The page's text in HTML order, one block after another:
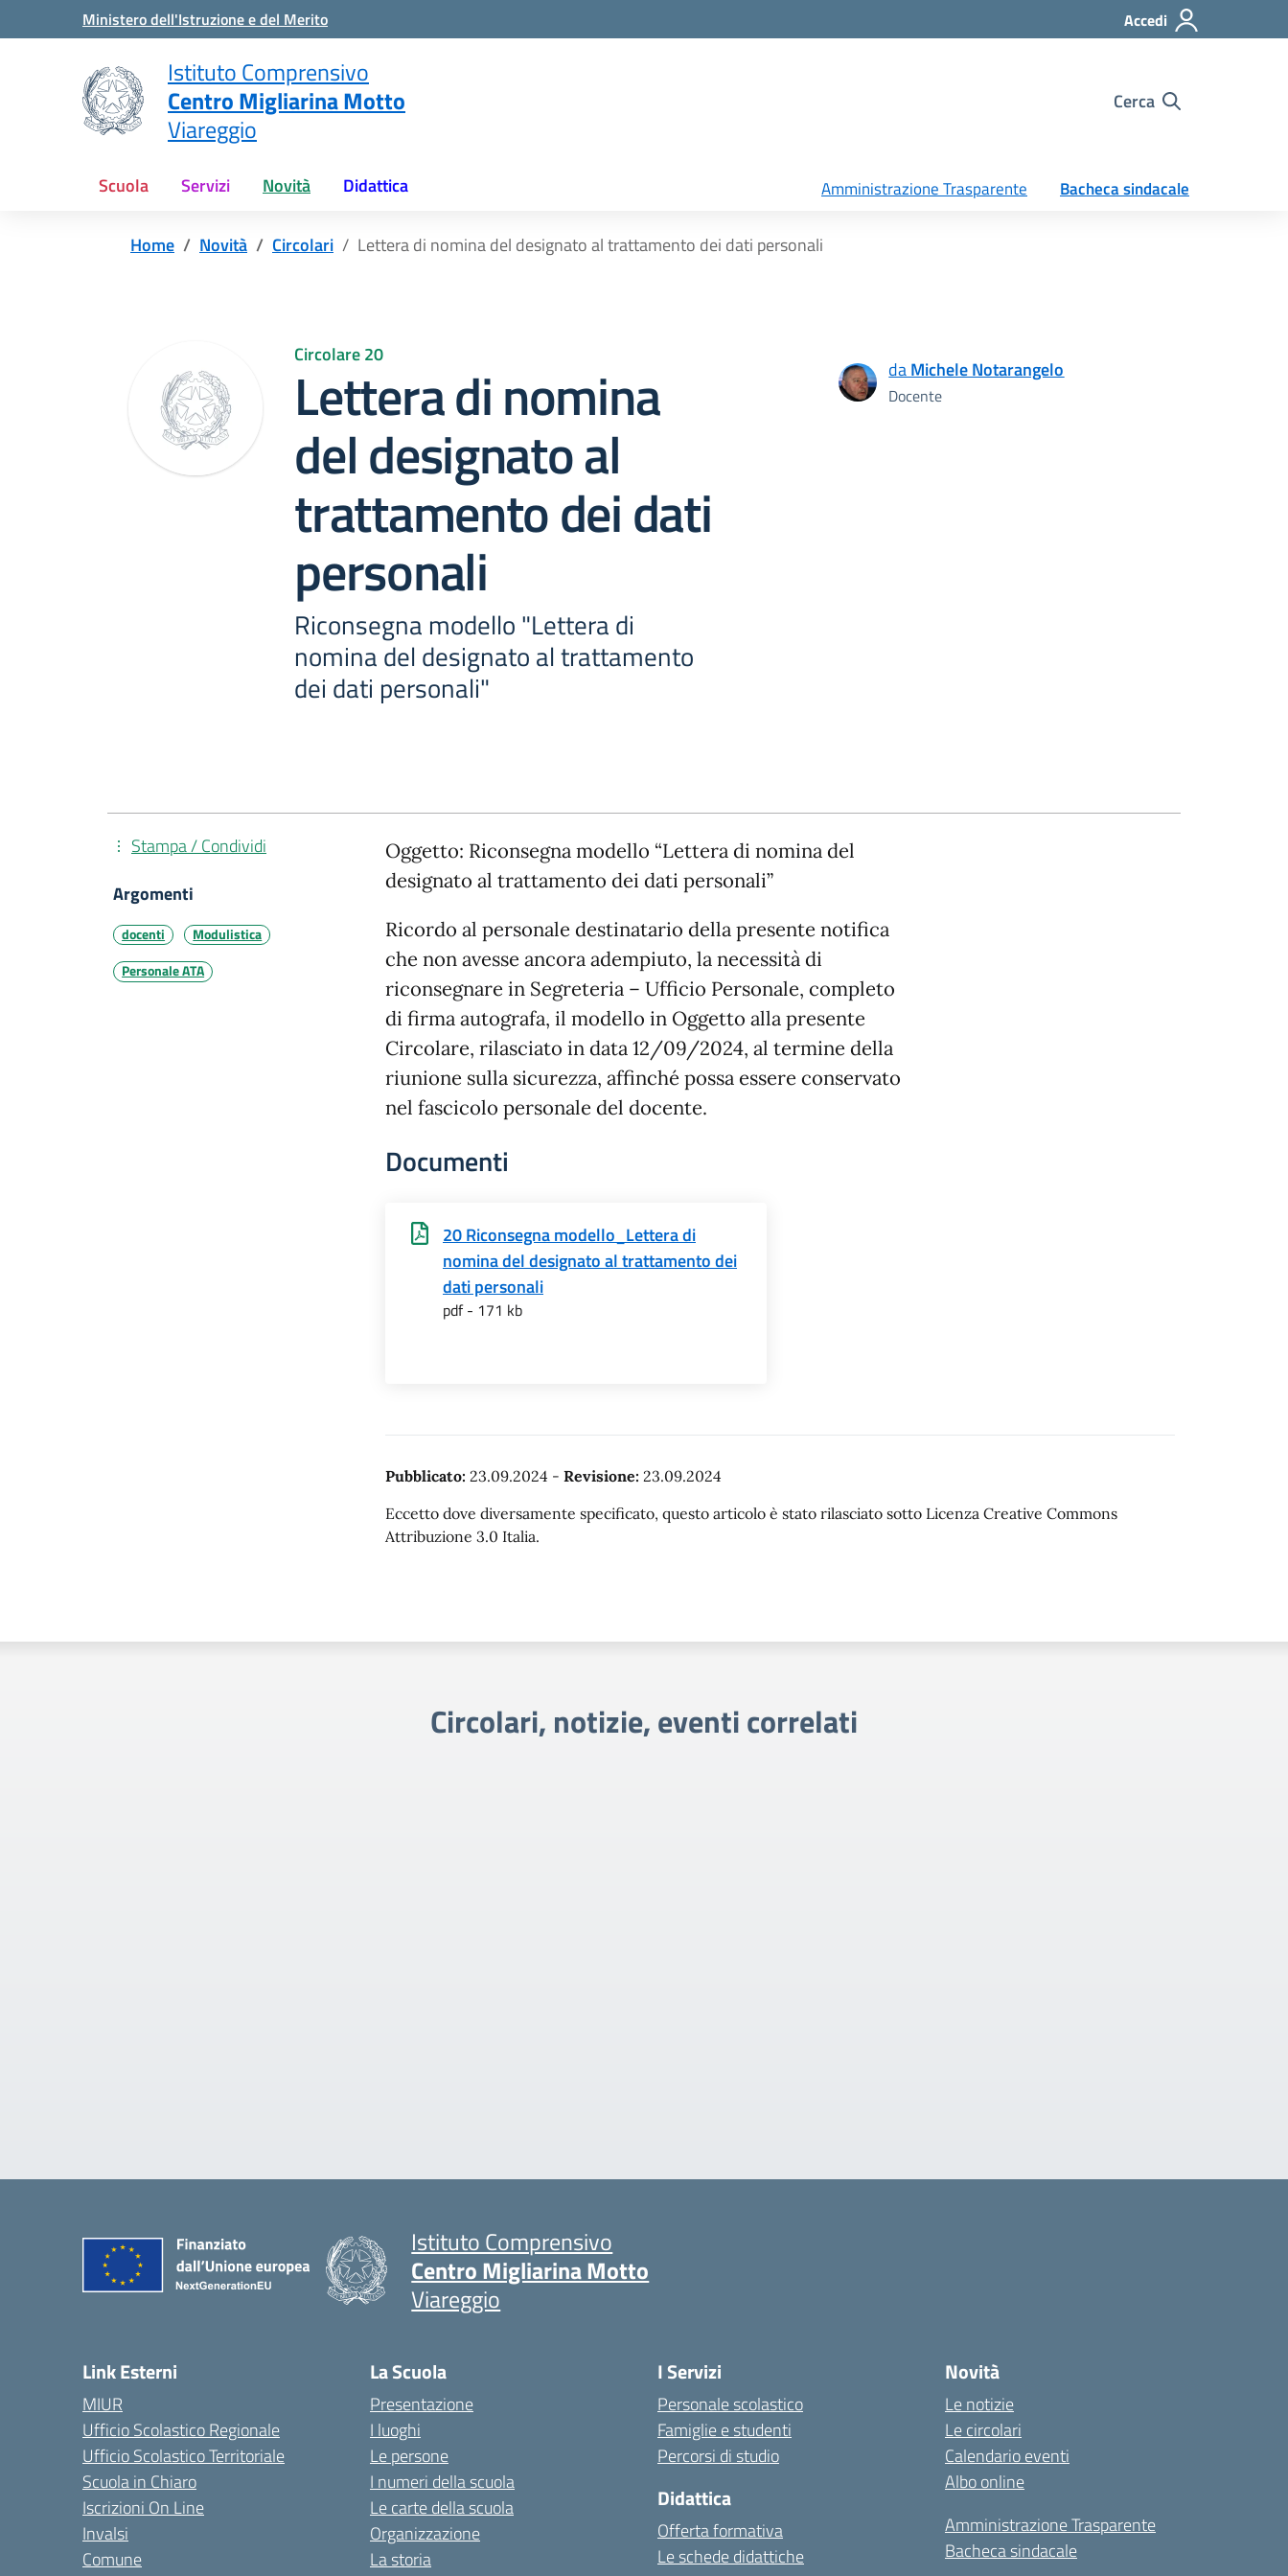
Vai ai contenuti
Vai al menu di navigazione
Ministero dell'Istruzione e del Merito Accedi
Istituto Comprensivo
Centro Migliarina Motto
Viareggio
Cerca
Scuola Servizi Novità Didattica Amministrazione Trasparente Bacheca sindacale
Home Novità Circolari Lettera di nomina del designato al trattamento dei dati personali
Circolare 20
Lettera di nomina
del designato al
trattamento dei dati
personali
Riconsegna modello "Lettera di
nomina del designato al trattamento
dei dati personali"
daMichele Notarangelo
Docente
Oggetto: Riconsegna modello “Lettera di nomina del
designato al trattamento dei dati personali”
Ricordo al personale destinatario della presente notifica
che non avesse ancora adempiuto, la necessità di
riconsegnare in Segreteria – Ufficio Personale, completo
di firma autografa, il modello in Oggetto alla presente
Circolare, rilasciato in data 12/09/2024, al termine della
riunione sulla sicurezza, affinché possa essere conservato
nel fascicolo personale del docente.
Documenti
20 Riconsegna modello_Lettera di
nomina del designato al trattamento dei
dati personali
pdf - 171 kb
Pubblicato: 23.09.2024 - Revisione: 23.09.2024
Eccetto dove diversamente specificato, questo articolo è stato rilasciato sotto Licenza Creative Commons
Attribuzione 3.0 Italia.
Stampa / Condividi
Argomenti
docenti
Modulistica
Personale ATA
Circolari, notizie, eventi correlati
Istituto Comprensivo
Centro Migliarina Motto
Viareggio
Link Esterni
MIUR
Ufficio Scolastico Regionale
Ufficio Scolastico Territoriale
Scuola in Chiaro
Iscrizioni On Line
Invalsi
Comune
La Scuola
Presentazione
I luoghi
Le persone
I numeri della scuola
Le carte della scuola
Organizzazione
La storia
I Servizi
Personale scolastico
Famiglie e studenti
Percorsi di studio
Didattica
Offerta formativa
Le schede didattiche
Novità
Le notizie
Le circolari
Calendario eventi
Albo online
Amministrazione Trasparente
Bacheca sindacale